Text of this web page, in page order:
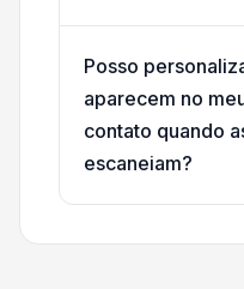
Posso
aparecem no
contato quando
escaneiam?